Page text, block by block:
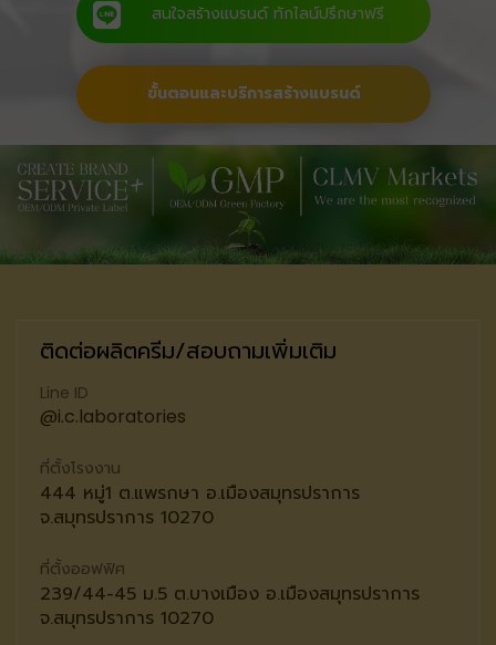
สนใจสร้างแบรนด์ ทักไลน์ปรึกษาฟรี
ขั้นตอนและบริการสร้างแบรนด์
ติดต่อผลิตครีม/สอบถามเพิ่มเติม
Line ID
@i.c.laboratories
ที่ตั้งโรงงาน
444 หมู่1 ต.แพรกษา อ.เมืองสมุทรปราการ
จ.สมุทรปราการ 10270
ที่ตั้งออฟฟิศ
239/44-45 ม.5 ต.บางเมือง อ.เมืองสมุทรปราการ
จ.สมุทรปราการ 10270